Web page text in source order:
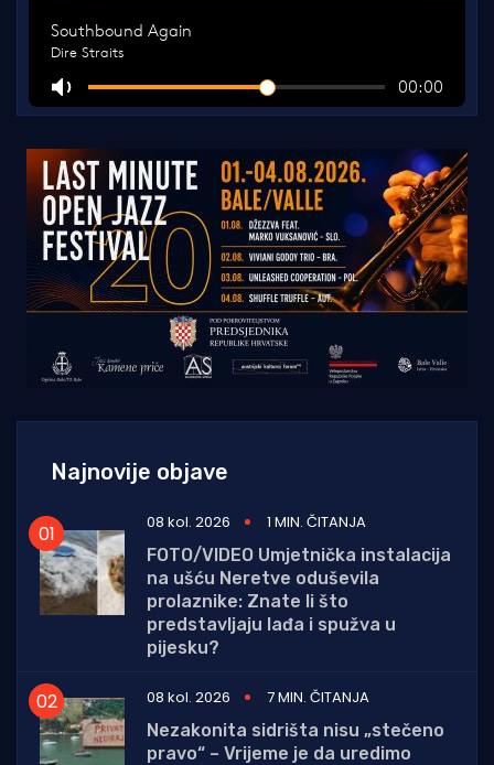
Najnovije objave
08 kol. 2026
1 MIN. ČITANJA
FOTO/VIDEO Umjetnička instalacija
na ušću Neretve oduševila
prolaznike: Znate li što
predstavljaju lađa i spužva u
pijesku?
08 kol. 2026
7 MIN. ČITANJA
Nezakonita sidrišta nisu „stečeno
pravo“ – Vrijeme je da uredimo